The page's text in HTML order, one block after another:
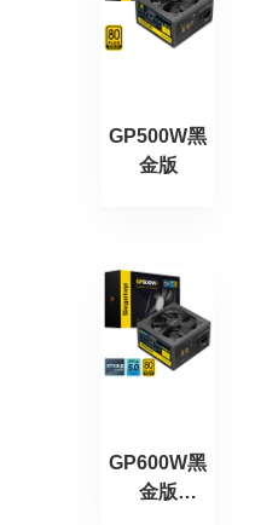
GP500W黑
金版
GP600W黑
金版